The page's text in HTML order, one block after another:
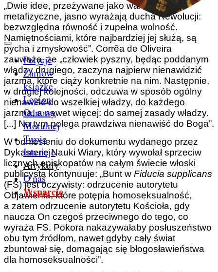
Petycje
Zamów
książkę
Legion
Odnowy
Moralnej
Twoje
Intencje
Artykuły
O nas
Wsparcie
„Dwie idee, przeżywane jako wartości
metafizyczne, jasno wyrażają ducha Rewolucji:
bezwzględna równość i zupełna wolność.
Namiętnościami, które najbardziej jej służą, są
pycha i zmysłowość”. Corrêa de Oliveira
zauważa, że „człowiek pyszny, będąc poddanym
władzy drugiego, zaczyna najpierw nienawidzić
jarzma, które ciąży konkretnie na nim. Następnie,
w drugiej kolejności, odczuwa w sposób ogólny
nienawiść do wszelkiej władzy, do każdego
jarzma, a nawet więcej: do samej zasady władzy.
[...] Na tym polega prawdziwa nienawiść do Boga”.
W odniesieniu do dokumentu wydanego przez
Dykasterię Nauki Wiary, który wywołał sprzeciw
licznych episkopatów na całym świecie włoski
publicysta kontynuuje: „Bunt w Fiducia supplicans
(FS) jest oczywisty: odrzucenie autorytetu
Objawienia, które potępia homoseksualność,
a zatem odrzucenie autorytetu Kościoła, gdy
naucza On czegoś przeciwnego do tego, co
wyraża FS. Pokora nakazywałaby posłuszeństwo
obu tym źródłom, nawet gdyby cały świat
zbuntował się, domagając się błogosławieństwa
dla homoseksualności”.